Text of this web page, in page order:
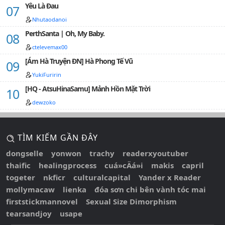
Yêu Là Đau
Nhutaodanoi
PerthSanta | Oh, My Baby.
ctelevemax00
[Ám Hà Truyện ĐN] Hà Phong Tế Vũ
YukiFuririn
[HQ - AtsuHinaSamu] Mảnh Hồn Mặt Trời
dewzoko
TÌM KIẾM GẦN ĐÂY
dongselle yonwon trachy
readerxyoutuber
thaific
healingprocess cuá»cÄá»i makis
capril
togeter
nkficr culturalcapital
Yander x Reader
mollymacaw
lienka
đóa sơn chi bên vành tóc mai
firststickmannovel
Sexual Size Dimorphism
tearsandjoy
usape